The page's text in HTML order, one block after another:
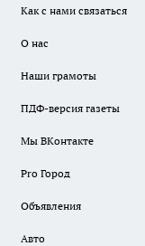
Как с нами связаться
О нас
Наши грамоты
ПДФ-версия газеты
Мы ВКонтакте
Pro Город
Объявления
Авто